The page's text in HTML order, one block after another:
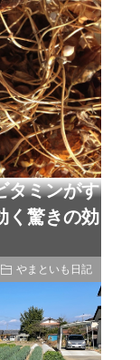
タミンがす
く驚きの効
やまといも日記